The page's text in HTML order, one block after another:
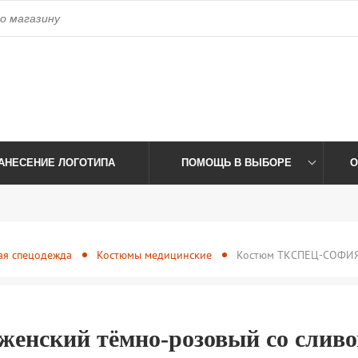
access_time
ЛОГОТИПА ПОМОЩЬ В ВЫБОРЕ
спецодежда Костюмы медицинские Костюм ТКСПЕЦ-СОФИЯ
тёмно-розовый со